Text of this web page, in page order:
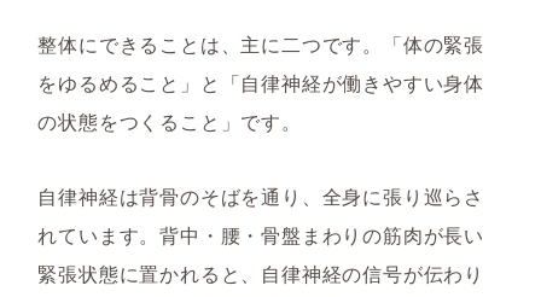
整体にできることは、主に二つです。「体の緊張
をゆるめること」と「自律神経が働きやすい身体
の状態をつくること」です。
自律神経は背骨のそばを通り、全身に張り巡らさ
れています。背中・腰・骨盤まわりの筋肉が長い
緊張状態に置かれると、自律神経の信号が伝わり